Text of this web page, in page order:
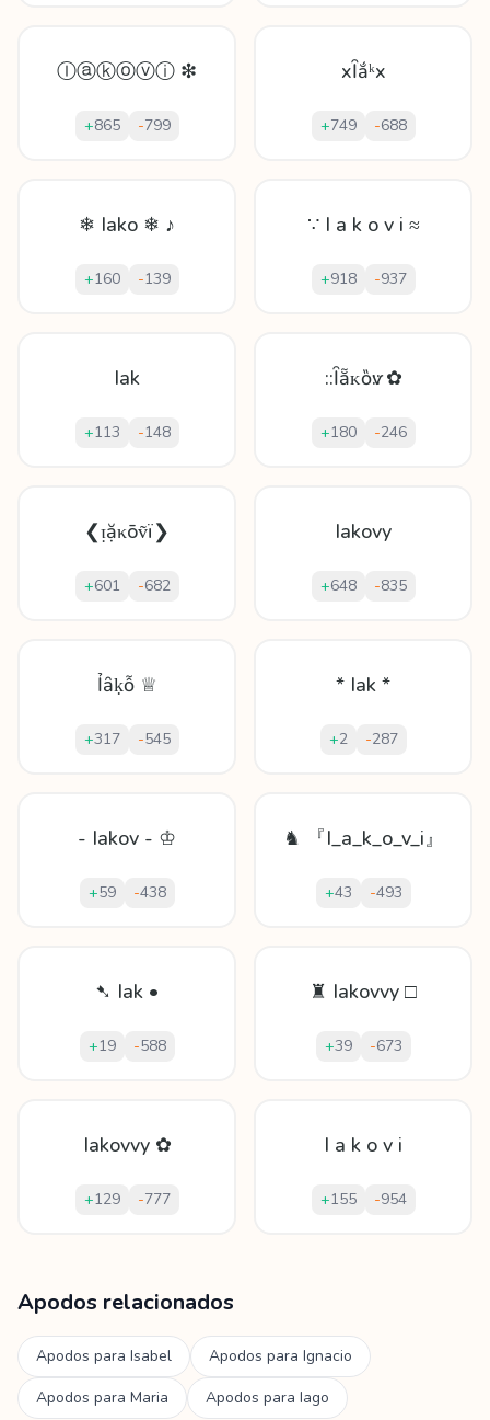
Ⓘⓐⓚⓞⓥⓘ ❇
+865 -799
xȊắᵏx
+749 -688
❄ Iako ❄ ♪
+160 -139
∵ I a k o v i ≈
+918 -937
Iak
+113 -148
::Ȋẵᴋȍѵ:: ✿
+180 -246
❮ᴉặκōṽï❯
+601 -682
Iakovy
+648 -835
Ỉȃḳỗ ♕
+317 -545
* Iak *
+2 -287
- Iakov - ♔
+59 -438
♞ 『I_a_k_o_v_i』
+43 -493
➷ Iak •
+19 -588
♜ Iakovvy □
+39 -673
Iakovvy ✿
+129 -777
I a k o v i
+155 -954
Apodos relacionados
Apodos para Isabel Apodos para Ignacio
Apodos para Maria Apodos para Iago